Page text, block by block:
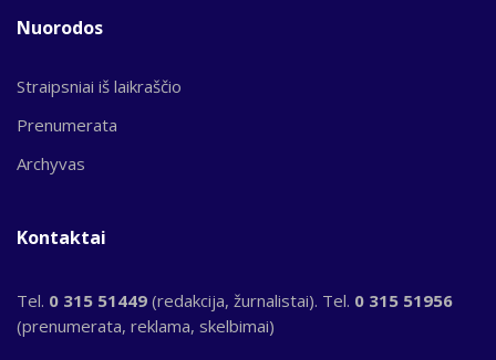
Nuorodos
Straipsniai iš laikraščio
Prenumerata
Archyvas
Kontaktai
Tel. 0 315 51449 (redakcija, žurnalistai). Tel. 0 315 51956
(prenumerata, reklama, skelbimai)